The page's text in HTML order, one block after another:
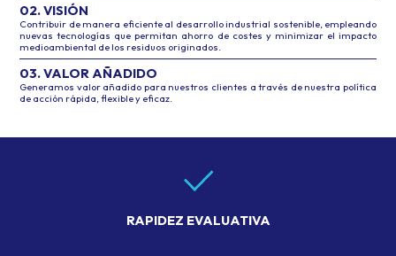
02. VISIÓN
Contribuir de manera eficiente al desarrollo industrial sostenible, empleando
nuevas tecnologías que permitan ahorro de costes y minimizar el impacto
medioambiental de los residuos originados.
03. VALOR AÑADIDO
Generamos valor añadido para nuestros clientes a través de nuestra política
de acción rápida, flexible y eficaz.
RAPIDEZ EVALUATIVA